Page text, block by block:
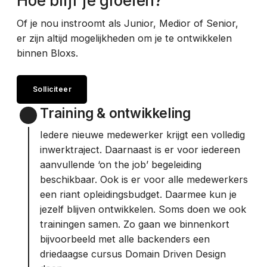
Of je nou instroomt als Junior, Medior of Senior,
er zijn altijd mogelijkheden om je te ontwikkelen
binnen Bloxs.
Solliciteer
Training & ontwikkeling
Iedere nieuwe medewerker krijgt een volledig
inwerktraject. Daarnaast is er voor iedereen
aanvullende ‘on the job’ begeleiding
beschikbaar. Ook is er voor alle medewerkers
een riant opleidingsbudget. Daarmee kun je
jezelf blijven ontwikkelen. Soms doen we ook
trainingen samen. Zo gaan we binnenkort
bijvoorbeeld met alle backenders een
driedaagse cursus Domain Driven Design